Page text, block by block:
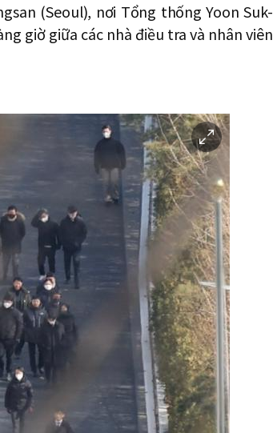
(Seoul), nơi Tổng thống Yoon Suk-
giờ giữa các nhà điều tra và nhân viên
이
미
지
확
대